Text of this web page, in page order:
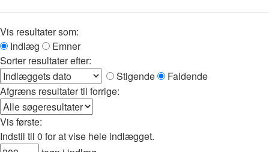
Vis resultater som:
Indlæg
Emner
Sorter resultater efter:
Stigende
Faldende
Afgræns resultater til forrige:
Vis første:
Indstil til 0 for at vise hele indlægget.